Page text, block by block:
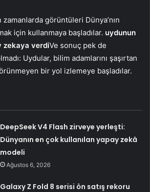
zamanlarda görüntüleri Dünya’nın
için kullanmaya başladılar. uydunun
zekaya verdiVe sonuç pek de
Uydular, bilim adamlarını şaşırtan
bir yol izlemeye başladılar.
DeepSeek V4 Flash zirveye yerleşti:
Dünyanın en çok kullanılan yapay zekâ
modeli
Ağustos 6, 2026
Galaxy Z Fold 8 serisi ön satış rekoru